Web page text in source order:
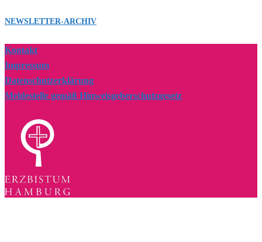
NEWSLETTER-ARCHIV
Kontakt
Impressum
Datenschutzerklärung
Meldestelle gemäß Hinweisgeberschutzgesetz